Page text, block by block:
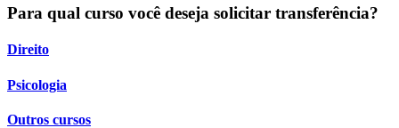
Para qual curso você deseja solicitar transferência?
Direito
Psicologia
Outros cursos